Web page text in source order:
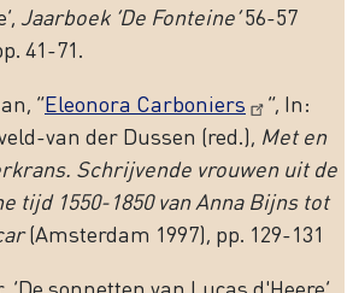
Jaarboek ‘De Fonteine’56-57
41-71.
“Eleonora Carboniers
”, In:
van der Dussen (red.), Met en
Schrijvende vrouwen uit de
tijd 1550-1850 van Anna Bijns tot
(Amsterdam 1997), pp. 129-131